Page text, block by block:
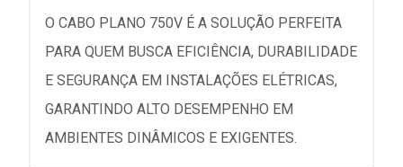
O CABO PLANO 750V É A SOLUÇÃO PERFEITA
PARA QUEM BUSCA EFICIÊNCIA, DURABILIDADE
E SEGURANÇA EM INSTALAÇÕES ELÉTRICAS,
GARANTINDO ALTO DESEMPENHO EM
AMBIENTES DINÂMICOS E EXIGENTES.